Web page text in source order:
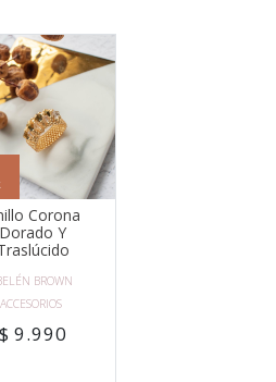
Corona
Dorado Y
BROWN
ACCESORIOS
$ 9.990